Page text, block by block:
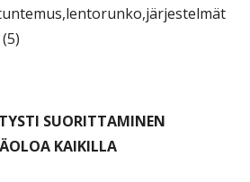
SUORITTAMINEN
KAIKILLA